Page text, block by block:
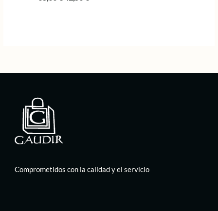
Comprometidos con la calidad y el servicio